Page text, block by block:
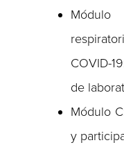
COVID-
de
Módulo
y